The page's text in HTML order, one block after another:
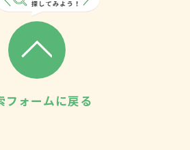
フォームに戻る